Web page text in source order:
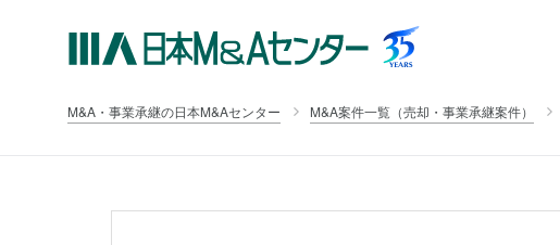
M&A・事業承継の日本M&Aセンター M&A案件一覧（売却・事業承継案件）